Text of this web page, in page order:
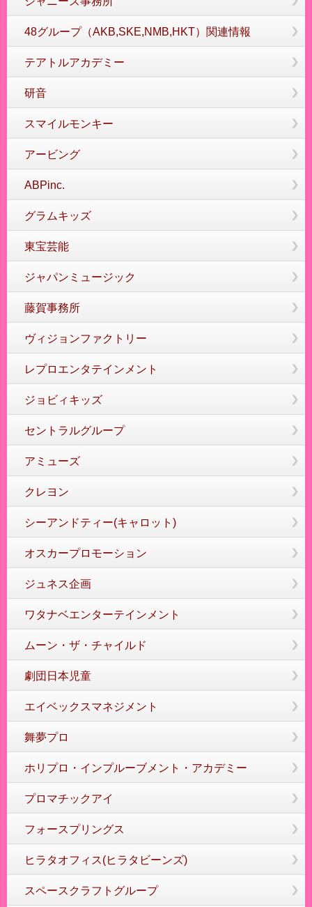
48グループ（AKB,SKE,NMB,HKT）関連情報
テアトルアカデミー
研音
スマイルモンキー
アービング
ABPinc.
グラムキッズ
東宝芸能
ジャパンミュージック
藤賀事務所
ヴィジョンファクトリー
レプロエンタテインメント
ジョビィキッズ
セントラルグループ
アミューズ
クレヨン
シーアンドティー(キャロット)
オスカープロモーション
ジュネス企画
ワタナベエンターテインメント
ムーン・ザ・チャイルド
劇団日本児童
エイベックスマネジメント
舞夢プロ
ホリプロ・インプルーブメント・アカデミー
プロマチックアイ
フォースプリングス
ヒラタオフィス(ヒラタビーンズ)
スペースクラフトグループ